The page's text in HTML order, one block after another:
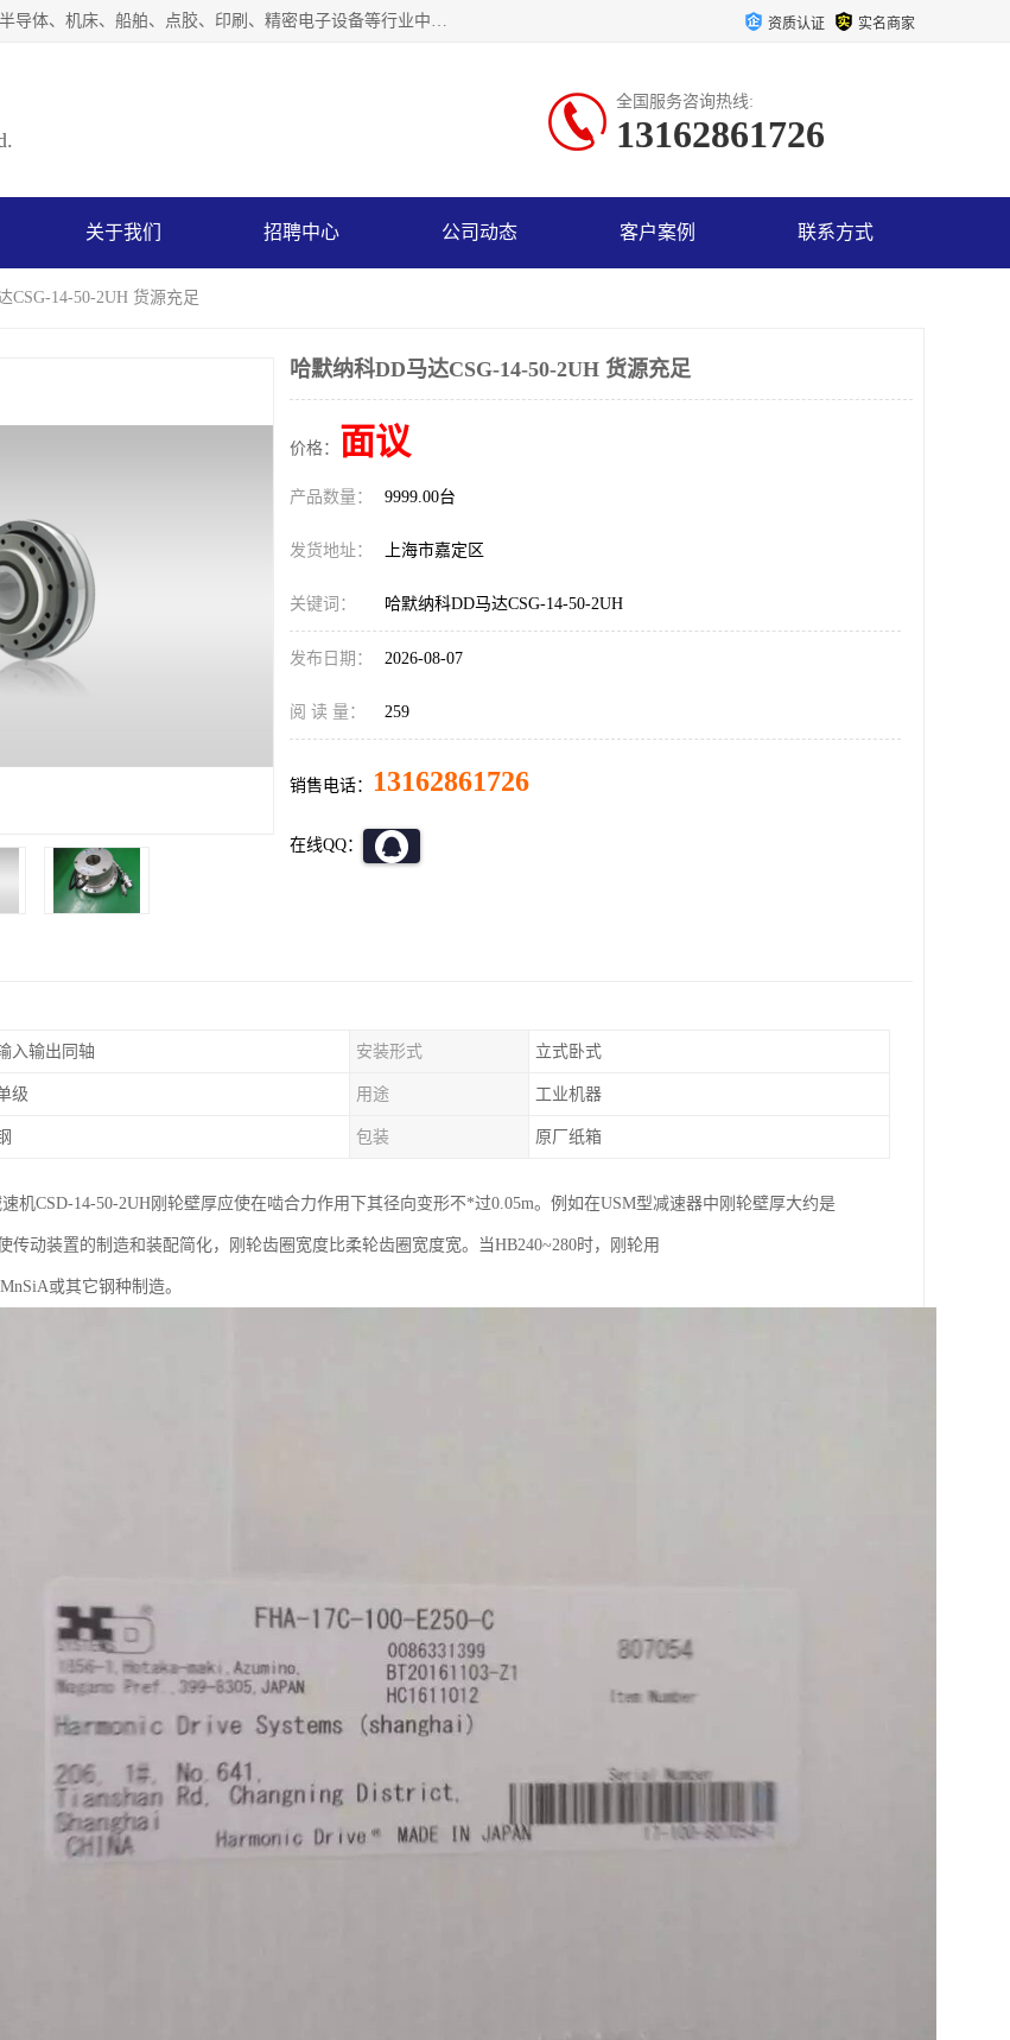
上海浜田实业有限公司专业致力于传动控制行业。面向工业机器人、半导体、机床、船舶、点胶、印刷、精密电子设备等行业中的运动控制技术。为日本哈默纳科（HarmonicDrive简称HD）中国地区定代理商，其生产的HarmonicDrive谐波减速机，具有轻量、小型、传动效率高、减速范围广、精度高等特点，被广泛应用于各种传动系统中。完善的技术，完善的售后，让您的选择无后顾之忧，欢迎您的来电洽谈！ 资质认证 实名商家
全国服务咨询热线:
13162861726
关于我们 招聘中心 公司动态 客户案例 联系方式
CSG-14-50-2UH 货源充足
哈默纳科DD马达CSG-14-50-2UH 货源充足
价格： 面议
产品数量： 9999.00台
发货地址： 上海市嘉定区
关键词： 哈默纳科DD马达CSG-14-50-2UH
发布日期： 2026-08-07
阅 读 量： 259
销售电话： 13162861726
在线QQ：
入输出同轴 安装形式 立式卧式
级 用途 工业机器
包装 原厂纸箱
机CSD-14-50-2UH刚轮壁厚应使在啮合力作用下其径向变形不*过0.05m。例如在USM型减速器中刚轮壁厚大约是
传动装置的制造和装配简化，刚轮齿圈宽度比柔轮齿圈宽度宽。当HB240~280时，刚轮用
或其它钢种制造。